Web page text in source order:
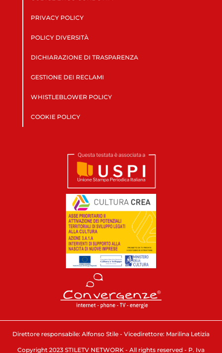
PRIVACY POLICY
POLICY DIVERSITÀ
DICHIARAZIONE DI TRASPARENZA
GESTIONE DEI RECLAMI
WHISTLEBLOWER POLICY
COOKIE POLICY
Direttore responsabile: Alfonso Stile - Vicedirettore: Marilina Letizia
Copyright 2023 STILETV NETWORK - All rights reserved - P. Iva